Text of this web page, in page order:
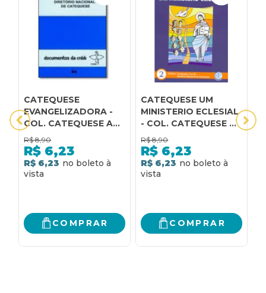
CATEQUESE
EVANGELIZADORA -
COL. CATEQUESE A
LUZ DO DIRETORIO
NACIONAL DA
CATEQUESE 7
R$ 8,90
R$ 6,23
R$ 6,23
COMPRAR
CATEQUESE UM
MINISTERIO ECLESIAL
- COL. CATEQUESE A
LUZ DO DIRETORIO
NACIONAL DA
CATEQUESE 2
R$ 8,90
R$ 6,23
R$ 6,23
COMPRAR